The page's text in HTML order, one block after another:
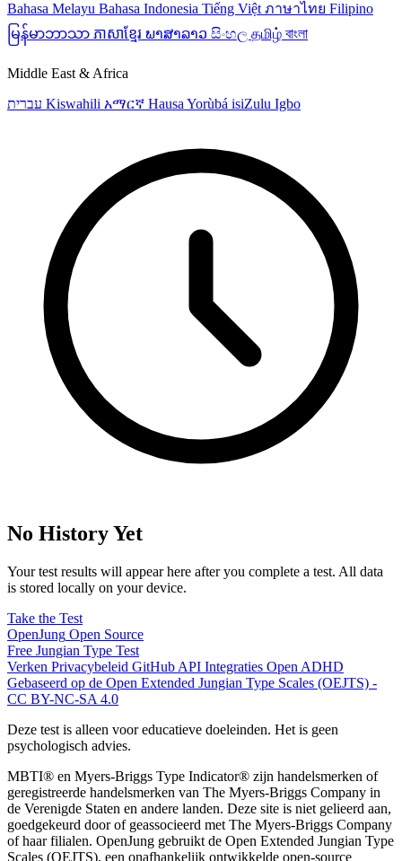
Bahasa Melayu Bahasa Indonesia Tiếng Việt ภาษาไทย Filipino
မြန်မာဘာသာ ភាសាខ្មែរ ພາສາລາວ සිංහල தமிழ் বাংলা
Middle East & Africa
Kiswahili አማርኛ Hausa Yorùbá isiZulu Igbo
No History Yet
Your test results will appear here after you complete a test. All data
is stored locally on your device.
Take the Test
OpenJung Open Source
Free Jungian Type Test
Verken Privacybeleid GitHub API Integraties Open ADHD
Gebaseerd op de Open Extended Jungian Type Scales (OEJTS) -
CC BY-NC-SA 4.0
Deze test is alleen voor educatieve doeleinden. Het is geen
psychologisch advies.
MBTI® en Myers-Briggs Type Indicator® zijn handelsmerken of
geregistreerde handelsmerken van The Myers-Briggs Company in
de Verenigde Staten en andere landen. Deze site is niet gelieerd aan,
goedgekeurd door of geassocieerd met The Myers-Briggs Company
of haar filialen. OpenJung gebruikt de Open Extended Jungian Type
Scales (OEJTS), een onafhankelijk ontwikkelde open-source